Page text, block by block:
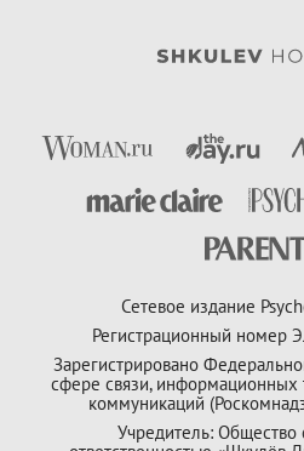
Сетевое издание
Регистрационный номер
Зарегистрировано
сфере связи, информационных
коммуникаций
Учредитель: Общество